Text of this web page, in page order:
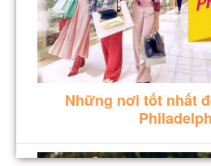
Những nơi tốt nhất